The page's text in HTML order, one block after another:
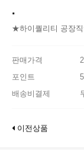
.
★하이퀄리티 공장
판매가격
포인트
배송비결제
이전상품